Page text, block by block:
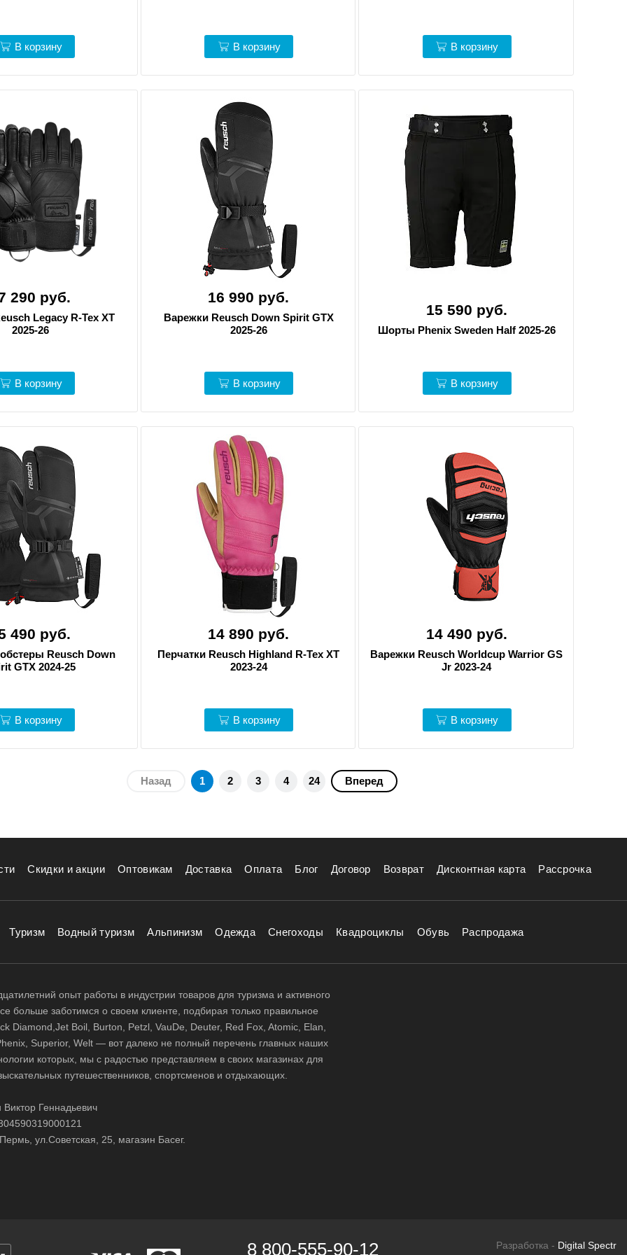
В корзину В корзину В корзину
290 руб.
Legacy R-Tex XT
2025-26
В корзину
16 990 руб.
Варежки Reusch Down Spirit GTX
2025-26
В корзину
15 590 руб.
Шорты Phenix Sweden Half 2025-26
В корзину
490 руб.
Reusch Down
GTX 2024-25
В корзину
14 890 руб.
Перчатки Reusch Highland R-Tex XT
2023-24
В корзину
14 490 руб.
Варежки Reusch Worldcup Warrior GS
Jr 2023-24
В корзину
Назад 1 2 3 4 24 Вперед
Скидки и акции Оптовикам Доставка Оплата Блог Договор Возврат Дисконтная карта Рассрочка
Туризм Водный туризм Альпинизм Одежда Снегоходы Квадроциклы Обувь Распродажа
опыт работы в индустрии товаров для туризма и активного
больше заботимся о своем клиенте, подбирая только правильное
Diamond,Jet Boil, Burton, Petzl, VauDe, Deuter, Red Fox, Atomic, Elan,
Superior, Welt — вот далеко не полный перечень главных наших
которых, мы с радостью представляем в своих магазинах для
путешественников, спортсменов и отдыхающих.
Геннадьевич
ул.Советская, 25, магазин Басег.
8 800-555-90-12 Разработка - Digital Spectr